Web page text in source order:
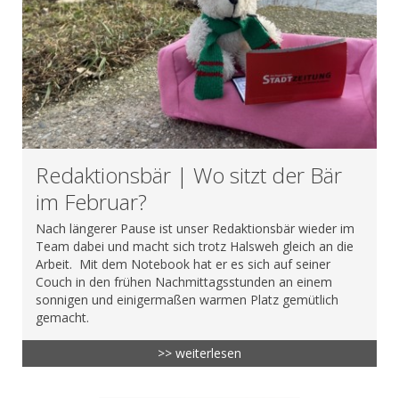
Redaktionsbär | Wo sitzt der Bär
im Februar?
Nach längerer Pause ist unser Redaktionsbär wieder im
Team dabei und macht sich trotz Halsweh gleich an die
Arbeit. Mit dem Notebook hat er es sich auf seiner
Couch in den frühen Nachmittagsstunden an einem
sonnigen und einigermaßen warmen Platz gemütlich
gemacht.
>> weiterlesen